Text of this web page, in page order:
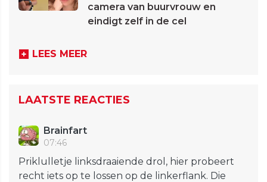
camera van buurvrouw en
eindigt zelf in de cel
LEES MEER
LAATSTE REACTIES
Brainfart
07:46
Priklulletje linksdraaiende drol, hier probeert
recht iets op te lossen op de linkerflank. Die